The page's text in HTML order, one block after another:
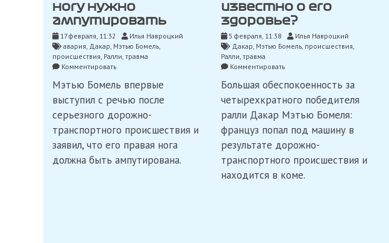
ногу нужно
ампутировать
17 февраля, 11:32
Илья Навроцкий
авария, Дакар, Мэтью Бомель,
происшествия, Ралли, травма
Комментироватьon
Дакара
Бомель:
ногу
нужно
ампутировать
Мэтью Бомель впервые
выступил с речью после
серьезного дорожно-
транспортного происшествия и
заявил, что его правая нога
должна быть ампутирована.
известно о его
здоровье?
5 февраля, 11:38
Илья Навроцкий
Дакар, Мэтью Бомель, происшествия,
Ралли, травма
Комментироватьon
Дакара
в
что
известно
его
здоровье?
Большая обеспокоенность за
четырехкратного победителя
ралли Дакар Мэтью Бомеля:
француз попал под машину в
результате дорожно-
транспортного происшествия и
находится в коме.